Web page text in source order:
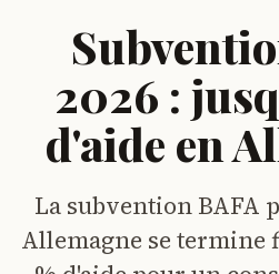
2026 :
d'aide en
La subvention BAFA
Allemagne se termine